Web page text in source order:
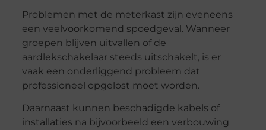
Problemen met de meterkast zijn eveneens
een veelvoorkomend spoedgeval. Wanneer
groepen blijven uitvallen of de
aardlekschakelaar steeds uitschakelt, is er
vaak een onderliggend probleem dat
professioneel opgelost moet worden.
Daarnaast kunnen beschadigde kabels of
installaties na bijvoorbeeld een verbouwing